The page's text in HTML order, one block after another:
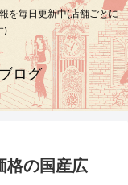
を毎日更新中(店舗ごとに
)
ログ
格の国産広